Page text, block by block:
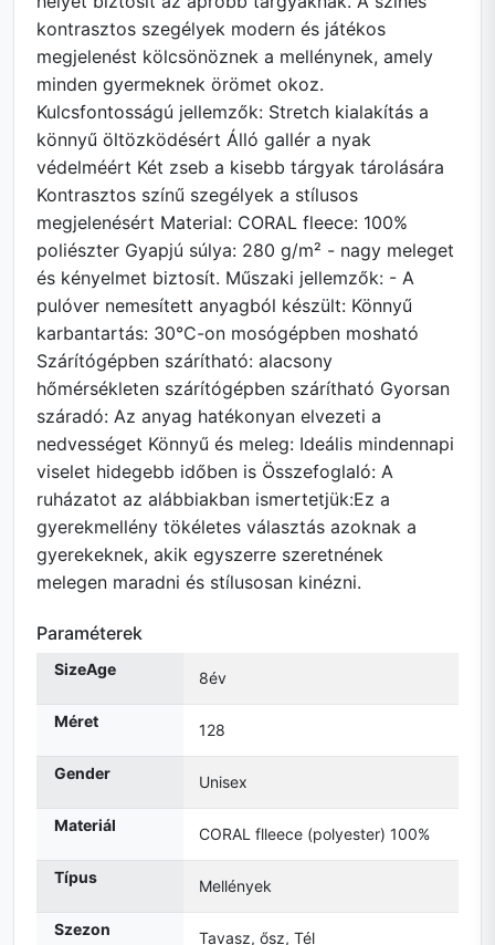
kontrasztos szegélyek modern és játékos
megjelenést kölcsönöznek a mellénynek, amely
minden gyermeknek örömet okoz.
Kulcsfontosságú jellemzők: Stretch kialakítás a
könnyű öltözködésért Álló gallér a nyak
védelméért Két zseb a kisebb tárgyak tárolására
Kontrasztos színű szegélyek a stílusos
megjelenésért Material: CORAL fleece: 100%
poliészter Gyapjú súlya: 280 g/m² - nagy meleget
és kényelmet biztosít. Műszaki jellemzők: - A
pulóver nemesített anyagból készült: Könnyű
karbantartás: 30°C-on mosógépben mosható
Szárítógépben szárítható: alacsony
hőmérsékleten szárítógépben szárítható Gyorsan
száradó: Az anyag hatékonyan elvezeti a
nedvességet Könnyű és meleg: Ideális mindennapi
viselet hidegebb időben is Összefoglaló: A
ruházatot az alábbiakban ismertetjük:Ez a
gyerekmellény tökéletes választás azoknak a
gyerekeknek, akik egyszerre szeretnének
melegen maradni és stílusosan kinézni.
Paraméterek
SizeAge 8év
Méret 128
Gender Unisex
Materiál CORAL flleece (polyester) 100%
Típus Mellények
Szezon Tavasz, ősz, Tél